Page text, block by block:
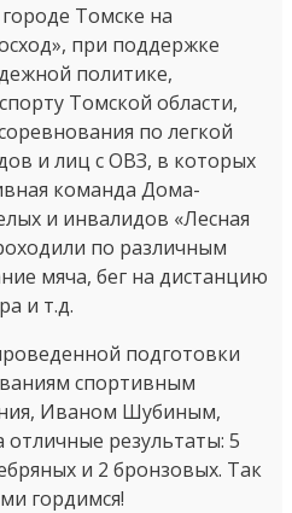
городе Томске на
при поддержке
политике,
Томской области,
по легкой
и лиц с ОВЗ, в которых
команда Дома-
и инвалидов «Лесная
по различным
мяча, бег на дистанцию
и т.д.
подготовки
спортивным
Иваном Шубиным,
результаты: 5
и 2 бронзовых. Так
гордимся!